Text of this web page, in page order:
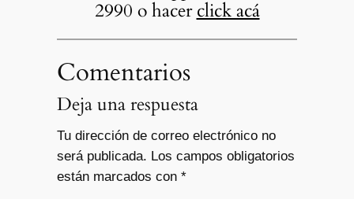
2990 o hacerclick acá
Comentarios
Deja una respuesta
Tu dirección de correo electrónico no
será publicada. Los campos obligatorios
están marcados con *